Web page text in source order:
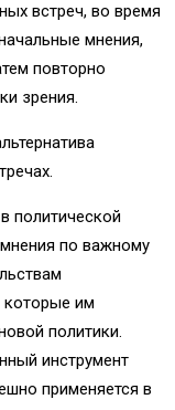
встреч, во время
мнения,
повторно
зрения.
политической
по важному
которые им
политики.
инструмент
применяется в